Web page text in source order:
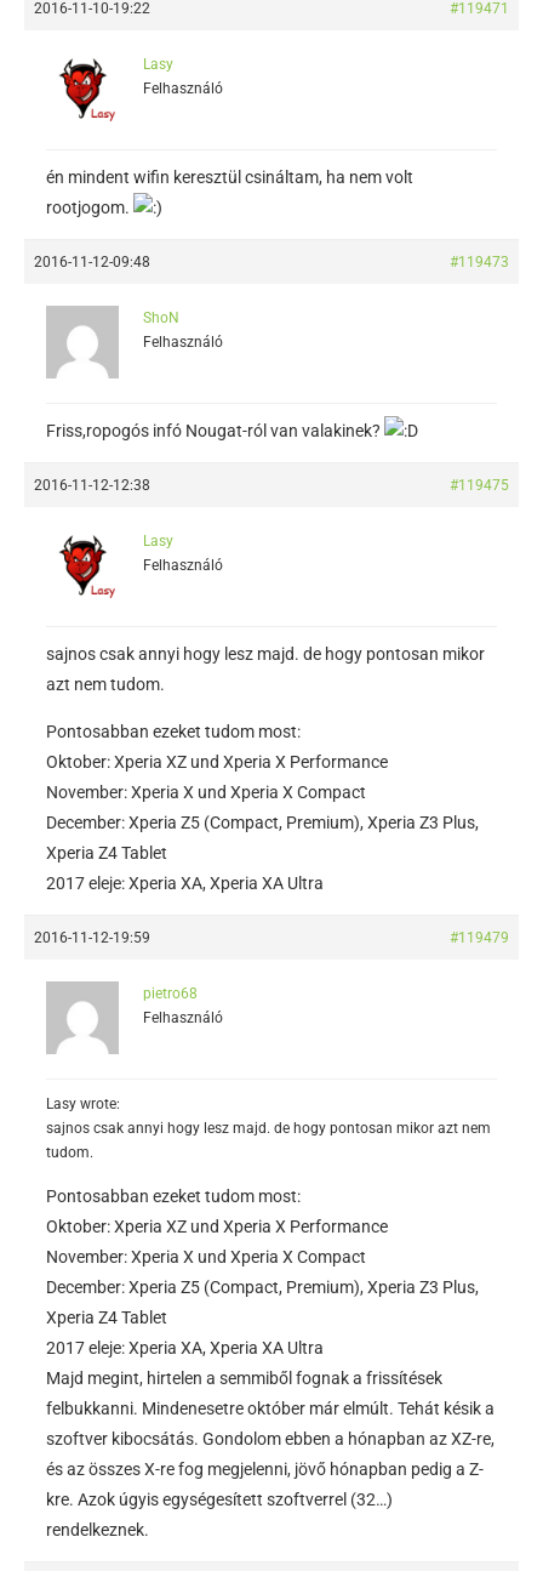
2016-11-10-19:22 #119471
Lasy
Felhasználó
én mindent wifin keresztül csináltam, ha nem volt
rootjogom.
2016-11-12-09:48 #119473
ShoN
Felhasználó
Friss,ropogós infó Nougat-ról van valakinek?
2016-11-12-12:38 #119475
Lasy
Felhasználó
sajnos csak annyi hogy lesz majd. de hogy pontosan mikor
azt nem tudom.
Pontosabban ezeket tudom most:
Oktober: Xperia XZ und Xperia X Performance
November: Xperia X und Xperia X Compact
December: Xperia Z5 (Compact, Premium), Xperia Z3 Plus,
Xperia Z4 Tablet
2017 eleje: Xperia XA, Xperia XA Ultra
2016-11-12-19:59 #119479
pietro68
Felhasználó
Lasy wrote:
sajnos csak annyi hogy lesz majd. de hogy pontosan mikor azt nem
tudom.
Pontosabban ezeket tudom most:
Oktober: Xperia XZ und Xperia X Performance
November: Xperia X und Xperia X Compact
December: Xperia Z5 (Compact, Premium), Xperia Z3 Plus,
Xperia Z4 Tablet
2017 eleje: Xperia XA, Xperia XA Ultra
Majd megint, hirtelen a semmiből fognak a frissítések
felbukkanni. Mindenesetre október már elmúlt. Tehát késik a
szoftver kibocsátás. Gondolom ebben a hónapban az XZ-re,
és az összes X-re fog megjelenni, jövő hónapban pedig a Z-
kre. Azok úgyis egységesített szoftverrel (32…)
rendelkeznek.